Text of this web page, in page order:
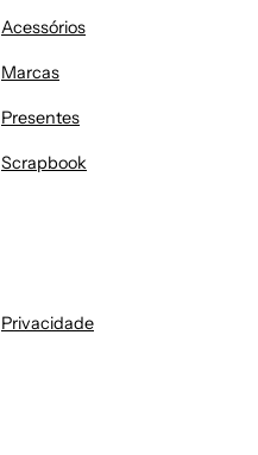
Acessórios
Marcas
Presentes
Scrapbook
Privacidade